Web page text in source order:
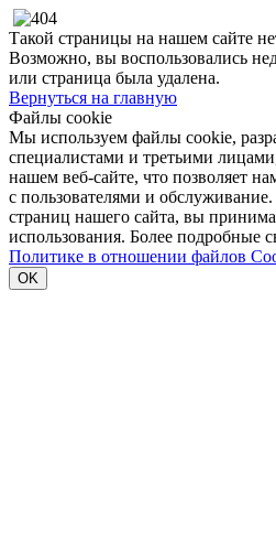
Такой страницы на нашем сайте
Возможно, вы воспользовались
или страница была удалена.
Вернуться на главную
Файлы cookie
Мы используем файлы cookie,
специалистами и третьими
нашем веб-сайте, что позволяет
с пользователями и
страниц нашего сайта, вы
использования. Более подробные
Политике в отношении файлов
OK